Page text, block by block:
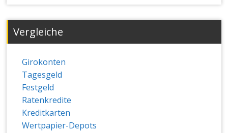
Vergleiche
Girokonten
Tagesgeld
Festgeld
Ratenkredite
Kreditkarten
Wertpapier-Depots